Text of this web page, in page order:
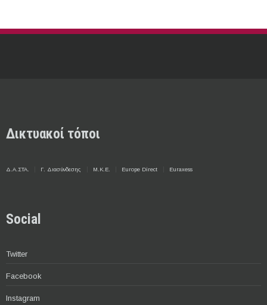
Δικτυακοί τόποι
Δ.Α.ΣΤΑ. Γ. Διασύνδεσης Μ.Κ.Ε. Europe Direct Euraxess
Social
Twitter
Facebook
Instagram